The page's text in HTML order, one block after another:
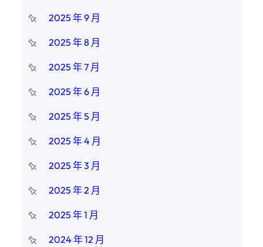
2025 年 9 月
2025 年 8 月
2025 年 7 月
2025 年 6 月
2025 年 5 月
2025 年 4 月
2025 年 3 月
2025 年 2 月
2025 年 1 月
2024 年 12 月